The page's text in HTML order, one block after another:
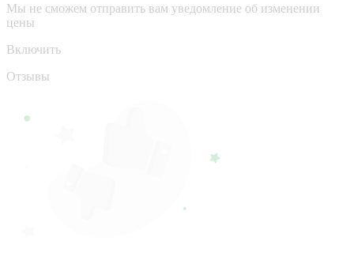
Мы не сможем отправить вам уведомление об изменении
цены
Включить
Отзывы